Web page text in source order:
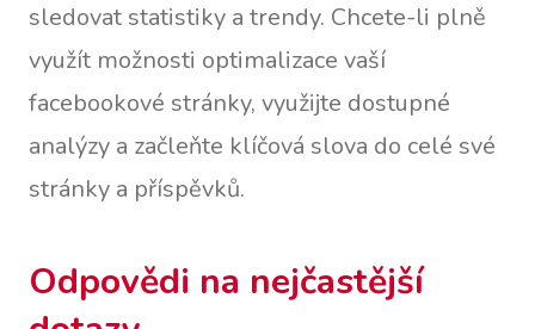
sledovat statistiky a trendy. Chcete-li plně
využít možnosti optimalizace vaší
facebookové stránky, využijte dostupné
analýzy a začleňte klíčová slova do celé své
stránky a příspěvků.
Odpovědi na nejčastější